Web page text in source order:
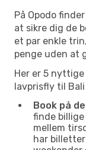
På Opodo
at sikre dig de
et par enkle
penge uden at
Her er 5
lavprisfly til
Book på
finde
mellem
har